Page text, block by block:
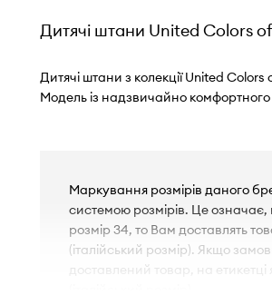
Дитячі штани United Colors
Дитячі штани з колекції United
Модель із надзвичайно
Маркування розмірів даного
системою розмірів. Це
розмір 34, то Вам доставлять
(італійський розмір). Якщо
доставлений товар, на етикетці